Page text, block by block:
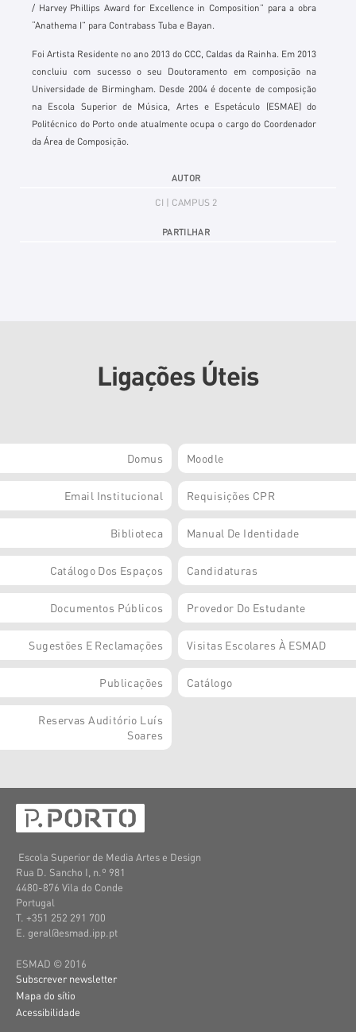
/ Harvey Phillips Award for Excellence in Composition” para a obra
“Anathema I” para Contrabass Tuba e Bayan.
Foi Artista Residente no ano 2013 do CCC, Caldas da Rainha. Em 2013
concluiu com sucesso o seu Doutoramento em composição na
Universidade de Birmingham. Desde 2004 é docente de composição
na Escola Superior de Música, Artes e Espetáculo (ESMAE) do
Politécnico do Porto onde atualmente ocupa o cargo do Coordenador
da Área de Composição.
AUTOR
CI | CAMPUS 2
PARTILHAR
Ligações Úteis
Domus Moodle
Email Institucional Requisições CPR
Biblioteca Manual De Identidade
Catálogo Dos Espaços Candidaturas
Documentos Públicos Provedor Do Estudante
Sugestões E Reclamações Visitas Escolares À ESMAD
Publicações Catálogo
Reservas Auditório Luís
Soares
Escola Superior de Media Artes e Design
Rua D. Sancho I, n.º 981
4480-876 Vila do Conde
Portugal
T. +351 252 291 700
E. geral@esmad.ipp.pt
ESMAD © 2016
Subscrever newsletter
Mapa do sítio
Acessibilidade